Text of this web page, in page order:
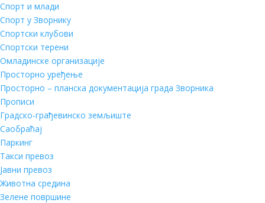
Спорт и млади
Спорт у Зворнику
Спортски клубови
Спортски терени
Омладинске организације
Просторно уређење
Просторно – планска документација града Зворника
Прописи
Градско-грађевинско земљиште
Саобраћај
Паркинг
Такси превоз
Јавни превоз
Животна средина
Зелене површине